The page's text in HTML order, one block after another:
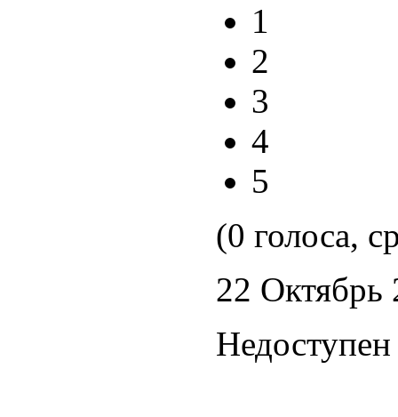
1
2
3
4
5
(0 голоса,
22 Октябрь